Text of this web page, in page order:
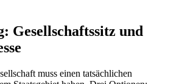
Gesellschaftssitz und
muss einen tatsächlichen